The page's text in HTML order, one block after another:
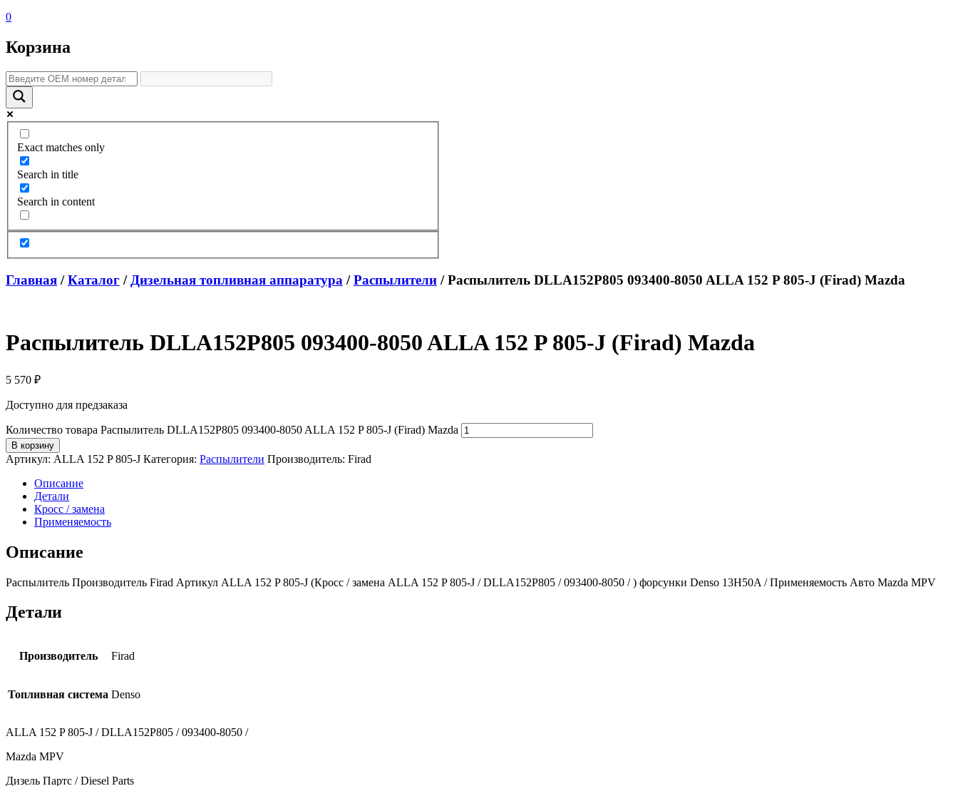
0
Корзина
Exact matches only
Search in title
Search in content
Главная /Каталог / Дизельная топливная аппаратура /Распылители / Распылитель DLLA152P805 093400-8050 ALLA 152 P 805-J (Firad) Mazda
Распылитель DLLA152P805 093400-8050 ALLA 152 P 805-J (Firad) Mazda
5 570 ₽
Доступно для предзаказа
Количество товара Распылитель DLLA152P805 093400-8050 ALLA 152 P 805-J (Firad) Mazda
В корзину
Артикул: ALLA 152 P 805-J Категория: Распылители Производитель: Firad
Описание
Детали
Кросс / замена
Применяемость
Описание
Распылитель Производитель Firad Артикул ALLA 152 P 805-J (Кросс / замена ALLA 152 P 805-J / DLLA152P805 / 093400-8050 / ) форсунки Denso 13H50A / Применяемость Авто Mazda MPV
Детали
Производитель Firad
Топливная система Denso
ALLA 152 P 805-J / DLLA152P805 / 093400-8050 /
Mazda MPV
Дизель Партс / Diesel Parts